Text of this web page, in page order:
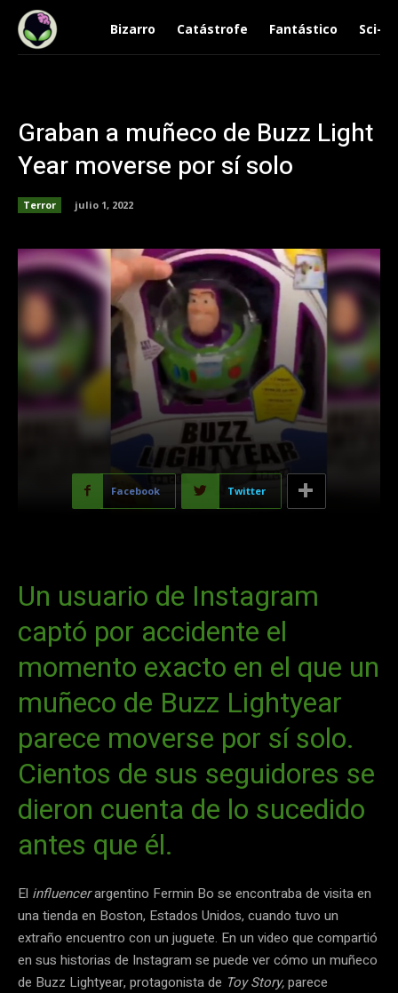
Bizarro Catástrofe Fantástico Sci-Fi
Graban a muñeco de Buzz Light
Year moverse por sí solo
Terror julio 1, 2022
Facebook Twitter
Un usuario de Instagram
captó por accidente el
momento exacto en el que un
muñeco de Buzz Lightyear
parece moverse por sí solo.
Cientos de sus seguidores se
dieron cuenta de lo sucedido
antes que él.
El influencerargentino Fermin Bo se encontraba de visita en
una tienda en Boston, Estados Unidos, cuando tuvo un
extraño encuentro con un juguete. En un video que compartió
en sus historias de Instagram se puede ver cómo un muñeco
de Buzz Lightyear, protagonista de Toy Story,parece